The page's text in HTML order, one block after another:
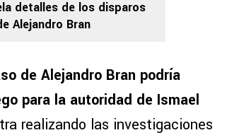
detalles de los disparos
Alejandro Bran
de Alejandro Bran podría
para la autoridad de Ismael
realizando las investigaciones